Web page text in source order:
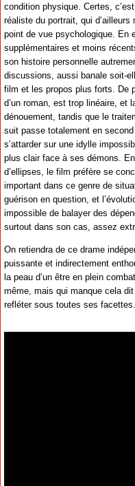
condition physique. Certes,
réaliste du portrait, qui d’ailleurs
point de vue psychologique. En
supplémentaires et moins
son histoire personnelle
discussions, aussi banale soit-
film et les propos plus forts. De
d’un roman, est trop linéaire, et
dénouement, tandis que le
suit passe totalement en
s’attarder sur une idylle
plus clair face à ses démons.
d’ellipses, le film préfère se
important dans ce genre de
guérison en question, et
impossible de balayer des
surtout dans son cas, assez
On retiendra de ce drame
puissante et indirectement
la peau d’un être en plein
même, mais qui manque cela
refléter sous toutes ses facettes.